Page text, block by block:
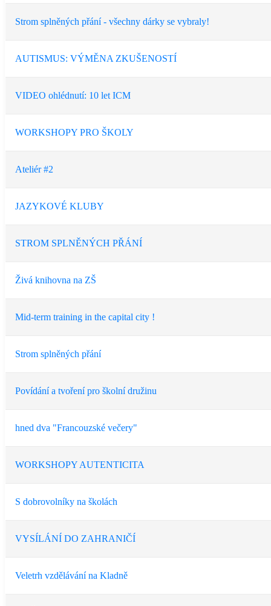
Strom splněných přání - všechny dárky se vybraly!
AUTISMUS: VÝMĚNA ZKUŠENOSTÍ
VIDEO ohlédnutí: 10 let ICM
WORKSHOPY PRO ŠKOLY
Ateliér #2
JAZYKOVÉ KLUBY
STROM SPLNĚNÝCH PŘÁNÍ
Živá knihovna na ZŠ
Mid-term training in the capital city !
Strom splněných přání
Povídání a tvoření pro školní družinu
hned dva "Francouzské večery"
WORKSHOPY AUTENTICITA
S dobrovolníky na školách
VYSÍLÁNÍ DO ZAHRANIČÍ
Veletrh vzdělávání na Kladně